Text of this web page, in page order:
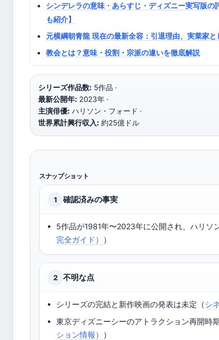
シンデレラの意味・あらすじ・ディズニー実写版
も紹介】
元横綱朝青龍 現在の最新全容：引退理由、実業家
教会とは？意味・役割・宗派の違いを徹底解説
シリーズ作品数: 5作品 ·
最新公開年: 2023年 ·
主演俳優: ハリソン・フォード ·
世界累計興行収入: 約25億ドル
スナップショット
1 確認済みの事実
5作品が1981年〜2023年に公開され、ハリソ
完全ガイド） ）
2 不明な点
シリーズの完結と新作映画の発表は未定（ シ
東京ディズニーシーのアトラクション再開時
ション情報） ）